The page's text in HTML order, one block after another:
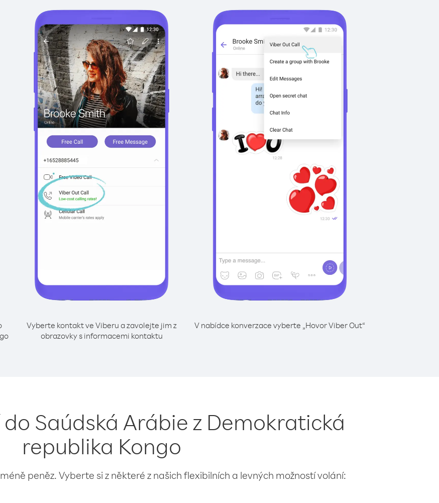
Vyberte kontakt ve Viberu a zavolejte jim z
obrazovky s informacemi kontaktu
V nabídce konverzace vyberte „Hovor Viber Out“
Saúdská Arábie z Demokratická
republika Kongo
peněz. Vyberte si z některé z našich flexibilních a levných možností volání: